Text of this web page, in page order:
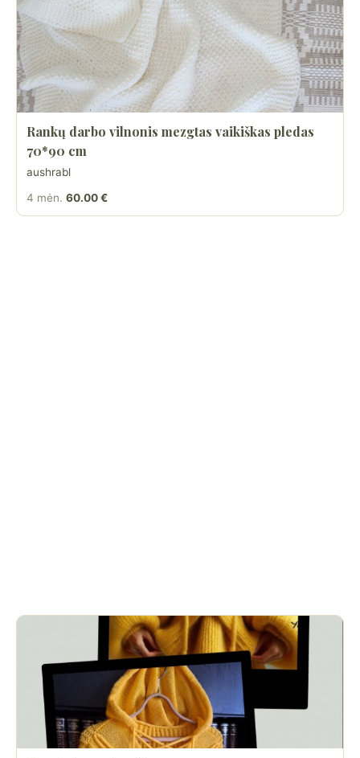
Rankų darbo vilnonis mezgtas vaikiškas pledas
70*90 cm
aushrabl
4 mėn. 60.00 €